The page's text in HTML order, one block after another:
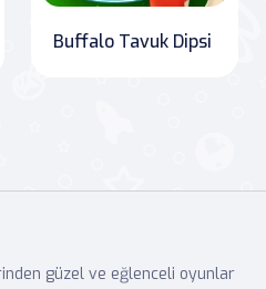
Buffalo Tavuk Dipsi
güzel ve eğlenceli oyunlar